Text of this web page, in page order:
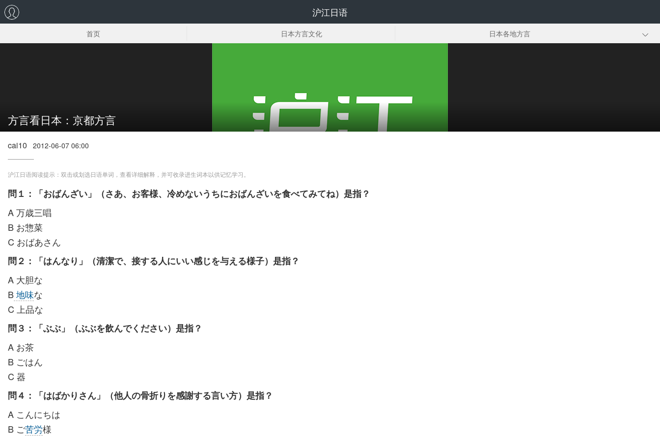
沪江日语
首页 日本方言文化 日本各地方言
方言看日本：京都方言
cai10 2012-06-07 06:00
沪江日语阅读提示：双击或划选日语单词，查看详细解释，并可收录进生词本以供记忆学习。
問１：「おばんざい」（さあ、お客様、冷めないうちにおばんざいを食べてみてね）是指？
A 万歳三唱
B お惣菜
C おばあさん
問２：「はんなり」（清潔で、接する人にいい感じを与える様子）是指？
A 大胆な
B地味な
C 上品な
問３：「ぶぶ」（ぶぶを飲んでください）是指？
A お茶
B ごはん
C 器
問４：「はばかりさん」（他人の骨折りを感謝する言い方）是指？
A こんにちは
B ご苦労様